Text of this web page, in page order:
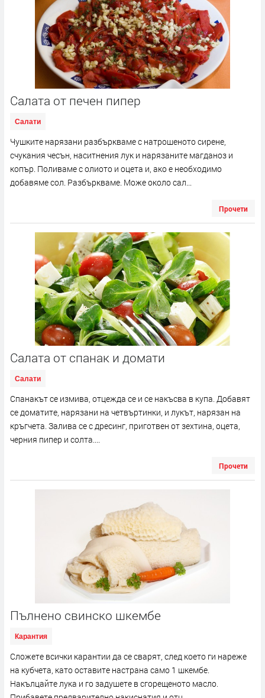
Салата от печен пипер
Салати
Чушките нарязани разбъркваме с натрошеното сирене,
счукания чесън, наситнения лук и нарязаните магданоз и
копър. Поливаме с олиото и оцета и, ако е необходимо
добавяме сол. Разбъркваме. Може около сал...
Прочети
Салата от спанак и домати
Салати
Спанакът се измива, отцежда се и се накъсва в купа. Добавят
се доматите, нарязани на четвъртинки, и лукът, нарязан на
кръгчета. Залива се с дресинг, приготвен от зехтина, оцета,
черния пипер и солта....
Прочети
Пълнено свинско шкембе
Карантия
Сложете всички карантии да се сварят, след което ги нареже
на кубчета, като оставите настрана само 1 шкембе.
Накълцайте лука и го задушете в сгорещеното масло.